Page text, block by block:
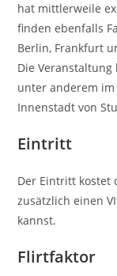
hat mittlerweile
finden ebenfalls
Berlin, Frankfurt
Die
unter anderem
Innenstadt von
Eintritt
Der Eintritt kostet
zusätzlich einen
kannst.
Flirtfaktor